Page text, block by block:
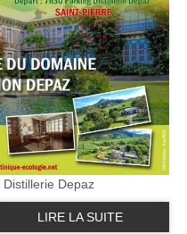
Depaz
LIRE LA SUITE